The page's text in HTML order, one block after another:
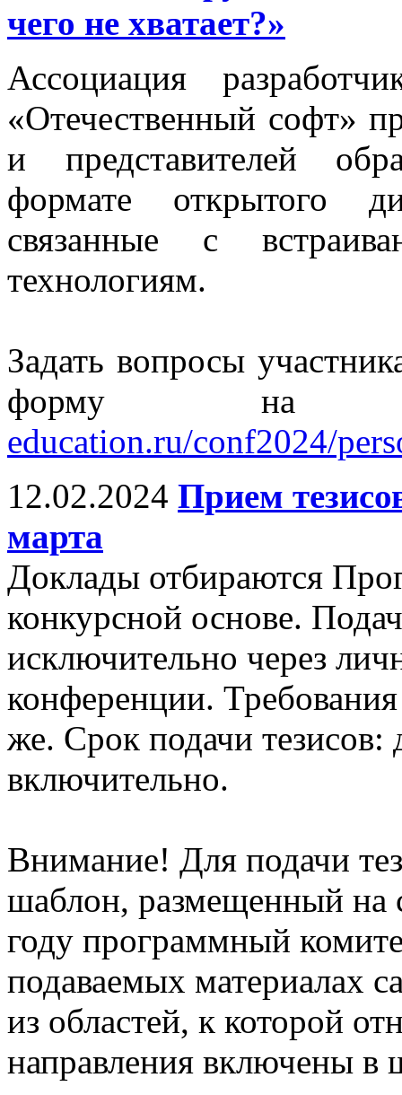
чего не хватает?»
Ассоциация
«Отечественный софт»
и представителей
формате открытого
связанные с
технологиям.
Задать вопросы
форму на
education.ru/conf2024/
12.02.2024 Прием
марта
Доклады отбираются
конкурсной основе.
исключительно через
конференции.
же. Срок подачи тезисов:
включительно.
Внимание! Для подачи
шаблон, размещенный на
году программный
подаваемых материалах
из областей, к которой
направления включены в